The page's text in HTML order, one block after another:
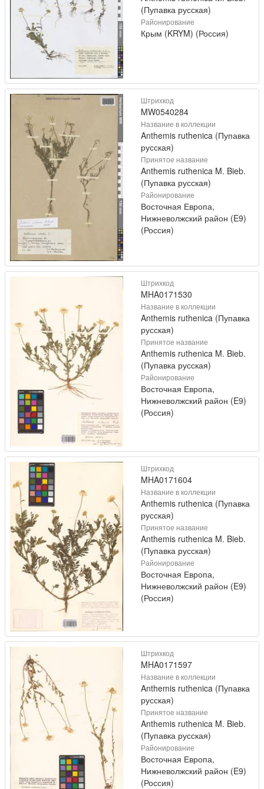
(Пупавка русская)
Районирование
Крым (KRYM) (Россия)
Штрихкод
MW0540284
Название в коллекции
Anthemis ruthenica (Пупавка
русская)
Принятое название
Anthemis ruthenica M. Bieb.
(Пупавка русская)
Районирование
Восточная Европа,
Нижневолжский район (E9)
(Россия)
Штрихкод
MHA0171530
Название в коллекции
Anthemis ruthenica (Пупавка
русская)
Принятое название
Anthemis ruthenica M. Bieb.
(Пупавка русская)
Районирование
Восточная Европа,
Нижневолжский район (E9)
(Россия)
Штрихкод
MHA0171604
Название в коллекции
Anthemis ruthenica (Пупавка
русская)
Принятое название
Anthemis ruthenica M. Bieb.
(Пупавка русская)
Районирование
Восточная Европа,
Нижневолжский район (E9)
(Россия)
Штрихкод
MHA0171597
Название в коллекции
Anthemis ruthenica (Пупавка
русская)
Принятое название
Anthemis ruthenica M. Bieb.
(Пупавка русская)
Районирование
Восточная Европа,
Нижневолжский район (E9)
(Россия)